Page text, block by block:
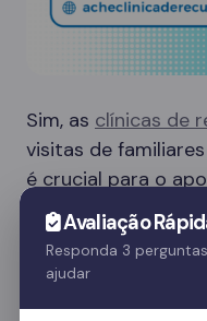
Sim, as clínicas de
visitas de
é crucial para o
Essas visitas
recuperação e
Avaliação
Responda 3
ajudar